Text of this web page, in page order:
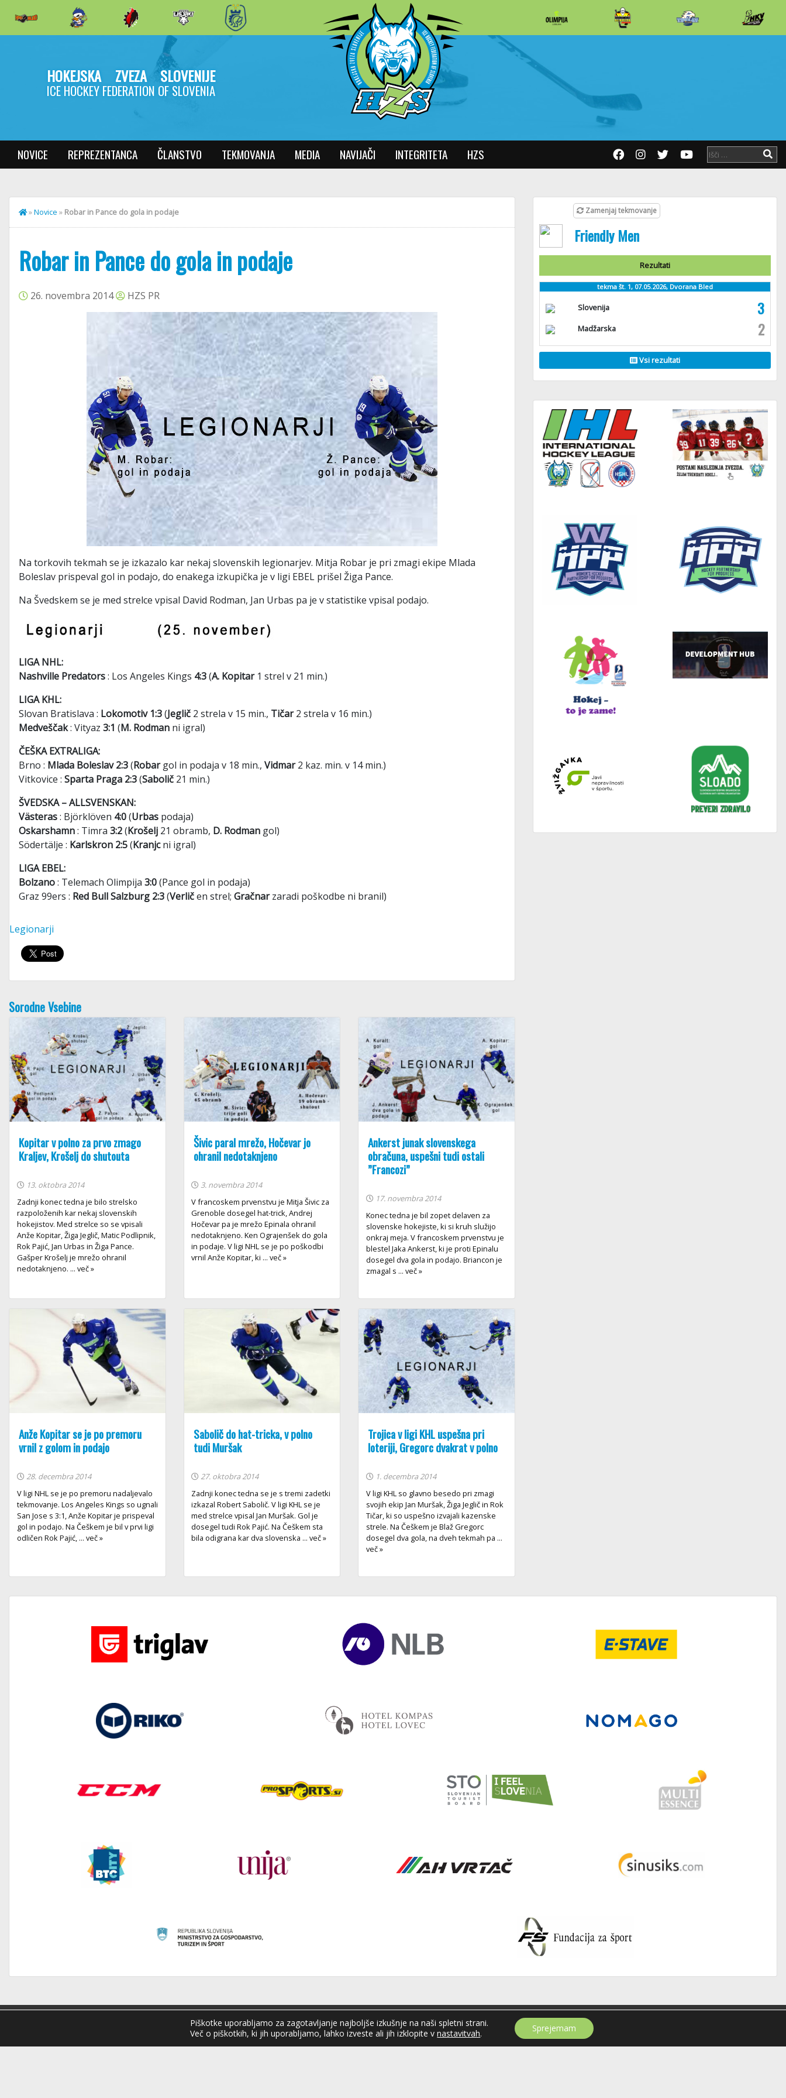
HOKEJSKA ZVEZA SLOVENIJE
ICE HOCKEY FEDERATION OF SLOVENIA
NOVICE REPREZENTANCA ČLANSTVO TEKMOVANJA MEDIA NAVIJAČI INTEGRITETA HZS
»Novice » Robar in Pance do gola in podaje
Robar in Pance do gola in podaje
26. novembra 2014 HZS PR
Na torkovih tekmah se je izkazalo kar nekaj slovenskih legionarjev. Mitja Robar je pri zmagi ekipe Mlada
Boleslav prispeval gol in podajo, do enakega izkupička je v ligi EBEL prišel Žiga Pance.
Na Švedskem se je med strelce vpisal David Rodman, Jan Urbas pa je v statistike vpisal podajo.
LIGA NHL:
Nashville Predators: Los Angeles Kings 4:3(A. Kopitar1 strel v 21 min.)
LIGA KHL:
Slovan Bratislava : Lokomotiv 1:3(Jeglič 2 strela v 15 min., Tičar2 strela v 16 min.)
Medveščak: Vityaz 3:1 (M. Rodman ni igral)
ČEŠKA EXTRALIGA:
Brno : Mlada Boleslav 2:3(Robargol in podaja v 18 min., Vidmar2 kaz. min. v 14 min.)
Vitkovice : Sparta Praga 2:3(Sabolič 21 min.)
ŠVEDSKA – ALLSVENSKAN:
Västeras: Björklöven 4:0(Urbas podaja)
Oskarshamn: Timra 3:2(Krošelj 21 obramb, D. Rodman gol)
Södertälje : Karlskron 2:5(Kranjcni igral)
LIGA EBEL:
Bolzano: Telemach Olimpija 3:0(Pance gol in podaja)
Graz 99ers : Red Bull Salzburg 2:3(Verličen strel; Gračnarzaradi poškodbe ni branil)
Legionarji
Sorodne Vsebine
Kopitar v polno za prvo zmago
Kraljev, Krošelj do shutouta
13. oktobra 2014
Zadnji konec tedna je bilo strelsko
razpoloženih kar nekaj slovenskih
hokejistov. Med strelce so se vpisali
Anže Kopitar, Žiga Jeglič, Matic Podlipnik,
Rok Pajić, Jan Urbas in Žiga Pance.
Gašper Krošelj je mrežo ohranil
nedotaknjeno. ... več »
Šivic paral mrežo, Hočevar jo
ohranil nedotaknjeno
3. novembra 2014
V francoskem prvenstvu je Mitja Šivic za
Grenoble dosegel hat-trick, Andrej
Hočevar pa je mrežo Epinala ohranil
nedotaknjeno. Ken Ograjenšek do gola
in podaje. V ligi NHL se je po poškodbi
vrnil Anže Kopitar, ki ... več »
Ankerst junak slovenskega
obračuna, uspešni tudi ostali
”Francozi”
17. novembra 2014
Konec tedna je bil zopet delaven za
slovenske hokejiste, ki si kruh služijo
onkraj meja. V francoskem prvenstvu je
blestel Jaka Ankerst, ki je proti Epinalu
dosegel dva gola in podajo. Briancon je
zmagal s ... več »
Anže Kopitar se je po premoru
vrnil z golom in podajo
28. decembra 2014
V ligi NHL se je po premoru nadaljevalo
tekmovanje. Los Angeles Kings so ugnali
San Jose s 3:1, Anže Kopitar je prispeval
gol in podajo. Na Češkem je bil v prvi ligi
odličen Rok Pajić, ... več »
Sabolič do hat-tricka, v polno
tudi Muršak
27. oktobra 2014
Zadnji konec tedna se je s tremi zadetki
izkazal Robert Sabolič. V ligi KHL se je
med strelce vpisal Jan Muršak. Gol je
dosegel tudi Rok Pajić. Na Češkem sta
bila odigrana kar dva slovenska ... več »
Trojica v ligi KHL uspešna pri
loteriji, Gregorc dvakrat v polno
1. decembra 2014
V ligi KHL so glavno besedo pri zmagi
svojih ekip Jan Muršak, Žiga Jeglič in Rok
Tičar, ki so uspešno izvajali kazenske
strele. Na Češkem je Blaž Gregorc
dosegel dva gola, na dveh tekmah pa ...
več »
Zamenjaj tekmovanje
Friendly Men
Rezultati
tekma št. 1, 07.05.2026, Dvorana Bled
Slovenija 3
Madžarska 2
Vsi rezultati
Hokejska zveza
Slovenije
Celovška cesta 25
SI-1000 Ljubljana
Piškotke uporabljamo za zagotavljanje najboljše izkušnje na naši spletni strani.
Več o piškotkih, ki jih uporabljamo, lahko izveste ali jih izklopite vnastavitvah. Sprejemam